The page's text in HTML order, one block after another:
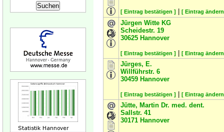
[ Eintrag bestätigen ] [ Eintrag
Jürgen Witte KG
Scheidestr. 19
30625 Hannover
[ Eintrag bestätigen ] [ Eintrag
Jürges, E.
Willführstr. 6
30459 Hannover
[ Eintrag bestätigen ] [ Eintrag
Jütte, Martin Dr. med. dent.
Sallstr. 41
30171 Hannover